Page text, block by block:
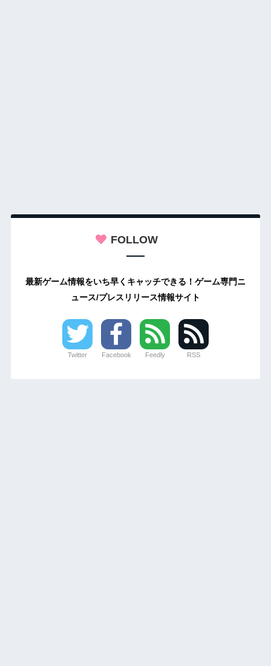
FOLLOW
最新ゲーム情報をいち早くキャッチできる！ゲーム専門ニ
ュース/プレスリリース情報サイト
Twitter Facebook Feedly RSS